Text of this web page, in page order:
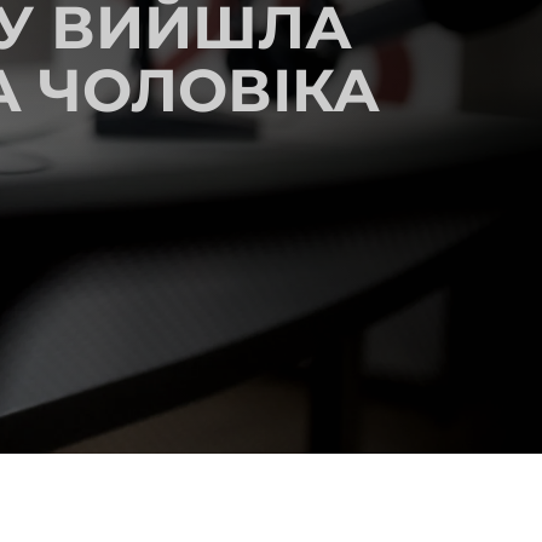
ВИЙШЛА
ЧОЛОВІКА